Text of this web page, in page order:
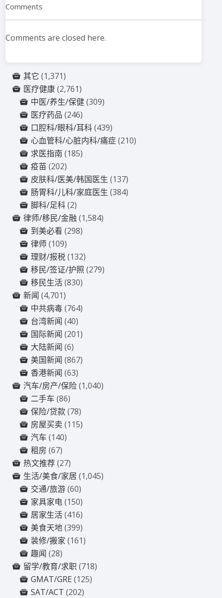
Comments
Comments are closed here.
其它 (1,371)
医疗健康(2,761)
中医/养生/保健(309)
医疗药品 (246)
口腔科/眼科/耳科(439)
心血管科/心脏内科/痛症(210)
求医指南 (185)
疫苗 (202)
皮肤科/医美/韩国医生 (137)
肠胃科/儿科/家庭医生 (384)
脚科/足科(2)
律师/移民/金融 (1,584)
到美必看 (298)
律师(109)
理财/报税(132)
移民/签证/护照 (279)
移民生活(830)
新闻 (4,701)
中共病毒(764)
台湾新闻 (40)
国际新闻 (201)
大陆新闻 (6)
美国新闻 (867)
香港新闻 (63)
汽车/房产/保险(1,040)
二手车 (86)
保险/贷款(78)
房屋买卖 (115)
汽车 (140)
租房 (67)
热文推荐(27)
生活/美食/家居 (1,045)
交通/旅游(60)
家具家电(150)
居家生活(416)
美食天地(399)
装修/搬家 (161)
趣闻 (28)
留学/教育/求职 (718)
GMAT/GRE (125)
SAT/ACT (202)